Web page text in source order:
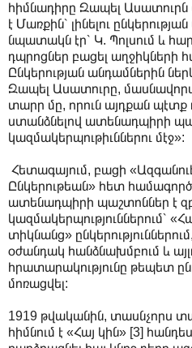
հիմնադիրը Զապել Ասատուրն
է Մառքին՝ լինելու
նպատակն էր՝ Կ. Պոլսում և
դպրոցներ բացել աղջիկների
Ընկերության անդամներին
Զապել Ասատուրը,
տարր մը, որուն այդքան պէտք
ստանձնելով ատենադպիրի
կազմակերպութիւններու մէջ»:
Հետագայում, բացի
Ընկերութեան» հետ
ատենադպիրի պաշտոններ է
կազմակերպություններում՝
տիկնանց»
օժանդակ հանձնախմբում և
հրատարակությունը թեպետ
մոռացվել:
1919 թվականին, տասնչորս
հիմնում է «Հայ կին» [3]